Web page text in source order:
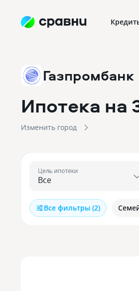
Газпромбанк
Ипотека на
Изменить город
Цель ипотеки
Все фильтры (2)